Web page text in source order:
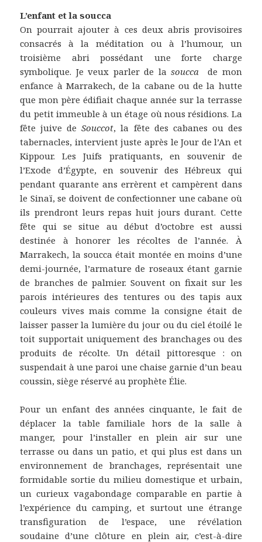
L’enfant et la soucca
On pourrait ajouter à ces deux abris provisoires
consacrés à la méditation ou à l’humour, un
troisième abri possédant une forte charge
symbolique. Je veux parler de lasoucca
de mon
enfance à Marrakech, de la cabane ou de la hutte
que mon père édifiait chaque année sur la terrasse
du petit immeuble à un étage où nous résidions. La
fête juive deSouccot, la fête des cabanes ou des
tabernacles, intervient juste après le Jour de l’An et
Kippour. Les Juifs pratiquants, en souvenir de
l’Exode d’Égypte, en souvenir des Hébreux qui
pendant quarante ans errèrent et campèrent dans
le Sinaï, se doivent de confectionner une cabane où
ils prendront leurs repas huit jours durant. Cette
fête qui se situe au début d’octobre est aussi
destinée à honorer les récoltes de l’année. À
Marrakech, la soucca était montée en moins d’une
demi-journée, l’armature de roseaux étant garnie
de branches de palmier. Souvent on fixait sur les
parois intérieures des tentures ou des tapis aux
couleurs vives mais comme la consigne était de
laisser passer la lumière du jour ou du ciel étoilé le
toit supportait uniquement des branchages ou des
produits de récolte. Un détail pittoresque : on
suspendait à une paroi une chaise garnie d’un beau
coussin, siège réservé au prophète Élie.
Pour un enfant des années cinquante, le fait de
déplacer la table familiale hors de la salle à
manger, pour l’installer en plein air sur une
terrasse ou dans un patio, et qui plus est dans un
environnement de branchages, représentait une
formidable sortie du milieu domestique et urbain,
un curieux vagabondage comparable en partie à
l’expérience du camping, et surtout une étrange
transfiguration de l’espace, une révélation
soudaine d’une clôture en plein air, c’est-à-dire